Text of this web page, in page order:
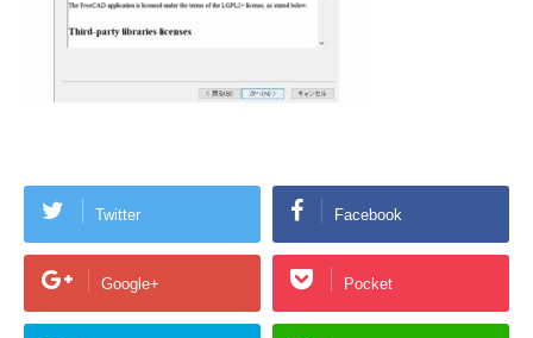
Twitter Facebook
Google+ Pocket